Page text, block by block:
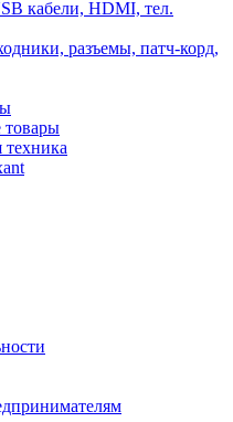
кабели, HDMI, тел.
разъемы, патч-корд,
товары